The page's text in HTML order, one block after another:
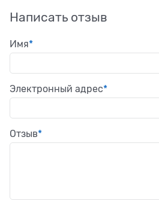
Написать отзыв
Имя
Электронный адрес
Отзыв